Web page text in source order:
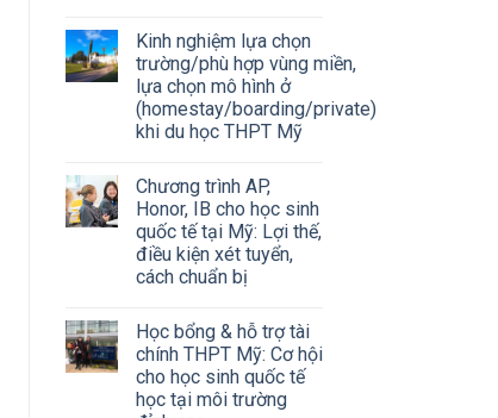
Kinh nghiệm lựa chọn
trường/phù hợp vùng miền,
lựa chọn mô hình ở
(homestay/boarding/private)
khi du học THPT Mỹ
Chương trình AP,
Honor, IB cho học sinh
quốc tế tại Mỹ: Lợi thế,
điều kiện xét tuyển,
cách chuẩn bị
Học bổng & hỗ trợ tài
chính THPT Mỹ: Cơ hội
cho học sinh quốc tế
học tại môi trường